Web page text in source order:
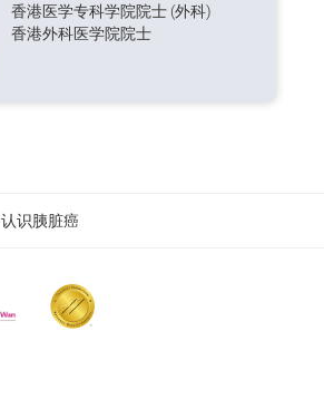
香港医学专科学院院士 (外科)
香港外科医学院院士
认识胰脏癌